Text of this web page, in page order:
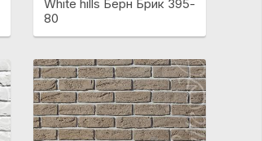
White hills Берн Брик 395-
80